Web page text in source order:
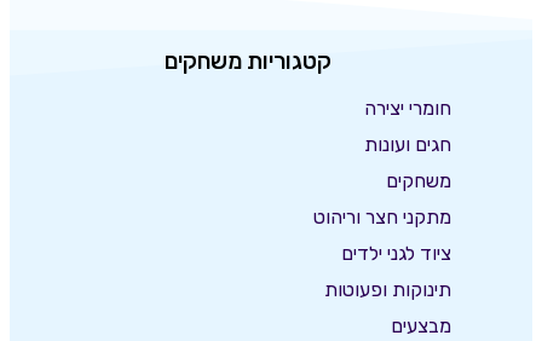
קטגוריות משחקים
חומרי יצירה
חגים ועונות
משחקים
מתקני חצר וריהוט
ציוד לגני ילדים
תינוקות ופעוטות
מבצעים